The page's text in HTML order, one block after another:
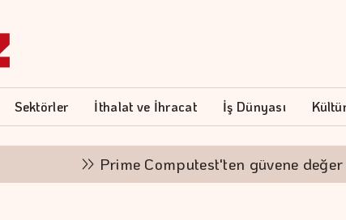
Sektörler İthalat ve İhracat İş Dünyası
Prime Computest'ten güvene değer